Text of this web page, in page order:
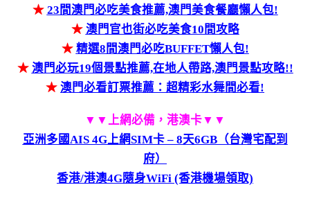
★ 23間澳門必吃美食推薦,澳門美食餐廳懶人包!
★ 澳門官也街必吃美食10間攻略
★ 精選8間澳門必吃BUFFET懶人包!
★ 澳門必玩19個景點推薦,在地人帶路,澳門景點攻略!!
★ 澳門必看訂票推薦：超精彩水舞間必看!
▼▼上網必備，港澳卡▼▼
亞洲多國AIS 4G上網SIM卡 – 8天6GB（台灣宅配到
府）
香港/港澳4G隨身WiFi (香港機場領取)